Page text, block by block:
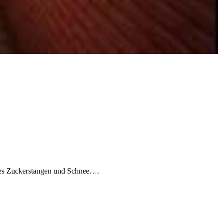
Zuckerstangen und Schnee….